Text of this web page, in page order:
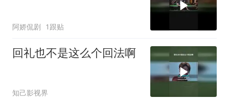
阿娇侃剧 1跟贴
回礼也不是这么个回法啊
知己影视界